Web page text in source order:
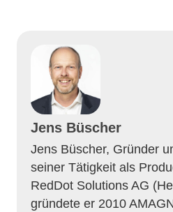
Jens Büscher
Jens Büscher, Gründer
seiner Tätigkeit als
RedDot Solutions AG
gründete er 2010